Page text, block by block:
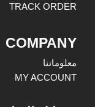
TRACK ORDER
COMPANY
معلوماتنا
MY ACCOUNT